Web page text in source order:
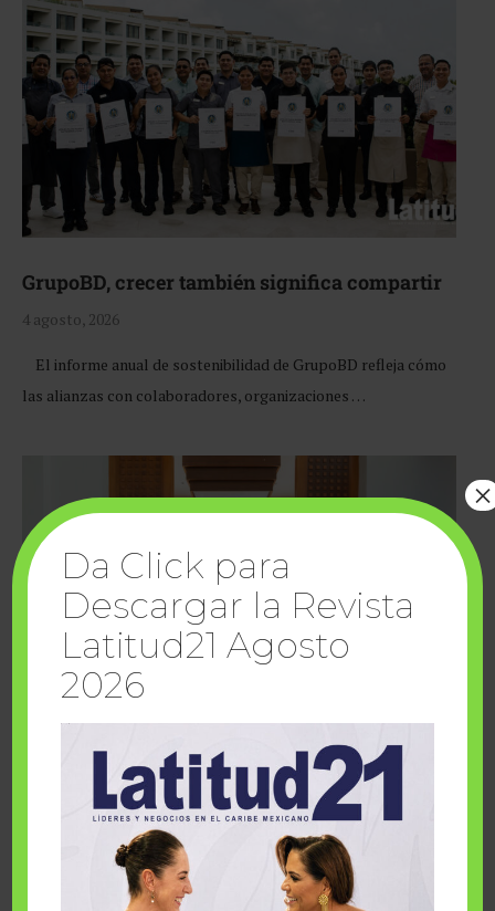
GrupoBD, crecer también significa compartir
4 agosto, 2026
El informe anual de sostenibilidad de GrupoBD refleja cómo
las alianzas con colaboradores, organizaciones …
Cuando la solidaridad inspira; cumplen
sueños Fairmont Mayakoba y Make-A-Wish
Da Click para
Descargar la Revista
Latitud21 Agosto
2026
×